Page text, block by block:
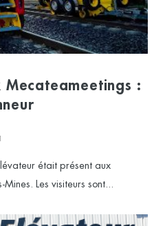
Mecateameetings :
était présent aux
Les visiteurs sont...